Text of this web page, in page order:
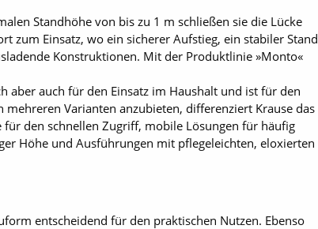
Standhöhe von bis zu 1 m schließen sie die Lücke
zum Einsatz, wo ein sicherer Aufstieg, ein stabiler Stand
Konstruktionen. Mit der Produktlinie »Monto«
auch für den Einsatz im Haushalt und ist für den
Varianten anzubieten, differenziert Krause das
den schnellen Zugriff, mobile Lösungen für häufig
Höhe und Ausführungen mit pflegeleichten, eloxierten
entscheidend für den praktischen Nutzen. Ebenso